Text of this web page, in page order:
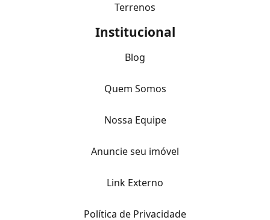
Terrenos
Institucional
Blog
Quem Somos
Nossa Equipe
Anuncie seu imóvel
Link Externo
Política de Privacidade